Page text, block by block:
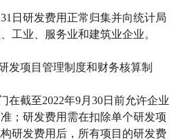
31 日研发费用正常归集并向统计局
工业、服务业和建筑业企业。
发项目管理制度和财务核算制
在截至2022年9月30日前允许企业
；研发费用需在扣除单个研发项
研发费用后，所有项目的研发费